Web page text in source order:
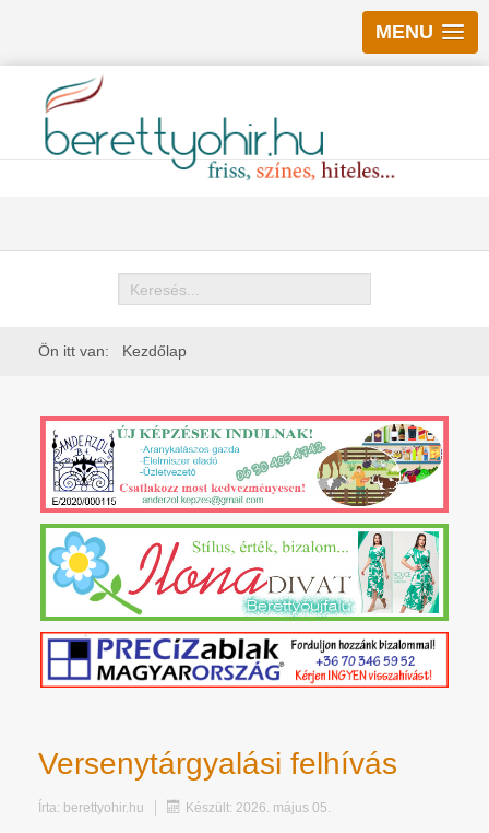
MENU
Keresés
Ön itt van: Kezdőlap
Versenytárgyalási felhívás
Írta: berettyohir.hu Készült: 2026. május 05.